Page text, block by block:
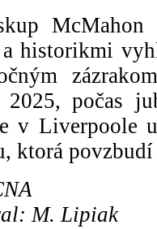
McMahon
historikmi
2025, počas
v Liverpoole
ktorá
M. Lipiak